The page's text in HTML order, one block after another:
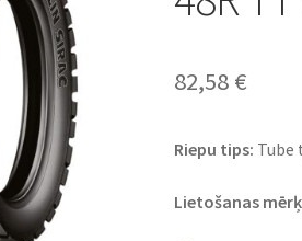
82,58 €
Riepu tips: Tube
Lietošanas